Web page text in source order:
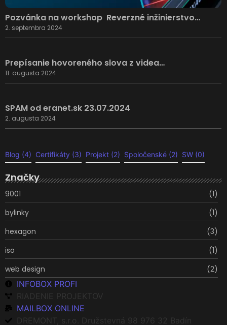
Pozvánka na workshop Reverzné inžinierstvo…
2. septembra 2024
Prepísanie hovoreného slova z videa…
11. augusta 2024
SPAM od eranet.sk 23.07.2024
2. augusta 2024
Blog (4) Certifikáty (3) Projekt (2) Spoločenské (2) SW (0)
Značky
9001
(1)
bylinky
(1)
hexagon
(3)
iso
(1)
web design
(2)
INFOBOX PROFI
RIADENIE PROJEKTOV
MAILBOX ONLINE
DREMONT, s.r.o. Družstevná 98 976 32 Badín